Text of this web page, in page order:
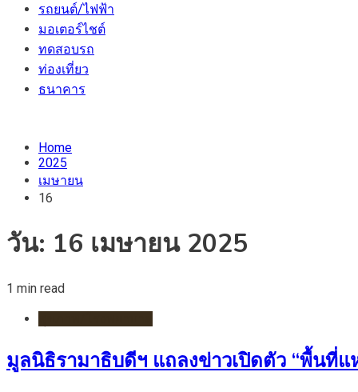
รถยนต์/ไฟฟ้า
มอเตอร์ไชต์
ทดสอบรถ
ท่องเที่ยว
ธนาคาร
Home
2025
เมษายน
16
วัน: 16 เมษายน 2025
1 min read
มูลนิธิรามาธิบดีฯ แถลงข่าวเปิดตัว “พื้นที่